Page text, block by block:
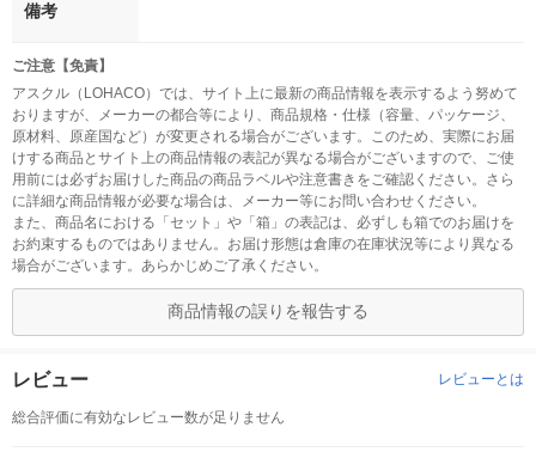
備考
ご注意【免責】
アスクル（LOHACO）では、サイト上に最新の商品情報を表示するよう努めて
おりますが、メーカーの都合等により、商品規格・仕様（容量、パッケージ、
原材料、原産国など）が変更される場合がございます。このため、実際にお届
けする商品とサイト上の商品情報の表記が異なる場合がございますので、ご使
用前には必ずお届けした商品の商品ラベルや注意書きをご確認ください。さら
に詳細な商品情報が必要な場合は、メーカー等にお問い合わせください。
また、商品名における「セット」や「箱」の表記は、必ずしも箱でのお届けを
お約束するものではありません。お届け形態は倉庫の在庫状況等により異なる
場合がございます。あらかじめご了承ください。
商品情報の誤りを報告する
レビュー レビューとは
総合評価に有効なレビュー数が足りません